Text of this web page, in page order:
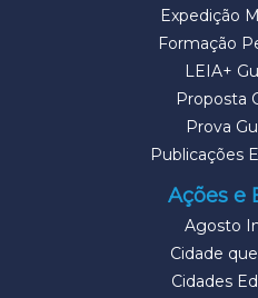
Expedição
Formação
LEIA+
Proposta
Prova
Publicações
Ações e
Agosto
Cidade
Cidades